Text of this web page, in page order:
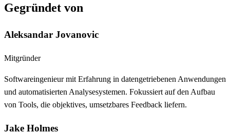
Gegründet von
Aleksandar Jovanovic
Mitgründer
Softwareingenieur mit Erfahrung in datengetriebenen Anwendungen
und automatisierten Analysesystemen. Fokussiert auf den Aufbau
von Tools, die objektives, umsetzbares Feedback liefern.
Jake Holmes